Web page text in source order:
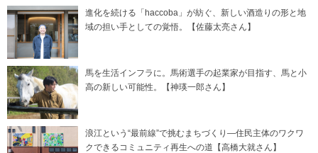
進化を続ける「haccoba」が紡ぐ、新しい酒造りの形と地
域の担い手としての覚悟。【佐藤太亮さん】
馬を生活インフラに。馬術選手の起業家が目指す、馬と小
高の新しい可能性。【神瑛一郎さん】
浪江という“最前線”で挑むまちづくり―住民主体のワクワ
クできるコミュニティ再生への道【高橋大就さん】